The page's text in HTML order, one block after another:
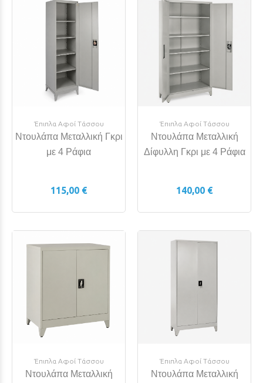
Έπιπλα Αφοί Τάσσου
Ντουλάπα Μεταλλική Γκρι
με 4 Ράφια
115,00 €
Έπιπλα Αφοί Τάσσου
Ντουλάπα Μεταλλική
Δίφυλλη Γκρι με 4 Ράφια
140,00 €
Έπιπλα Αφοί Τάσσου
Ντουλάπα Μεταλλική
Έπιπλα Αφοί Τάσσου
Ντουλάπα Μεταλλική